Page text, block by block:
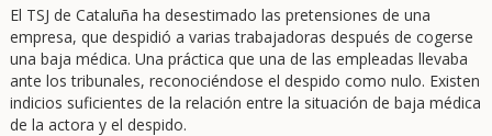
El TSJ de Cataluña ha desestimado las pretensiones de una
empresa, que despidió a varias trabajadoras después de cogerse
una baja médica. Una práctica que una de las empleadas llevaba
ante los tribunales, reconociéndose el despido como nulo. Existen
indicios suficientes de la relación entre la situación de baja médica
de la actora y el despido.